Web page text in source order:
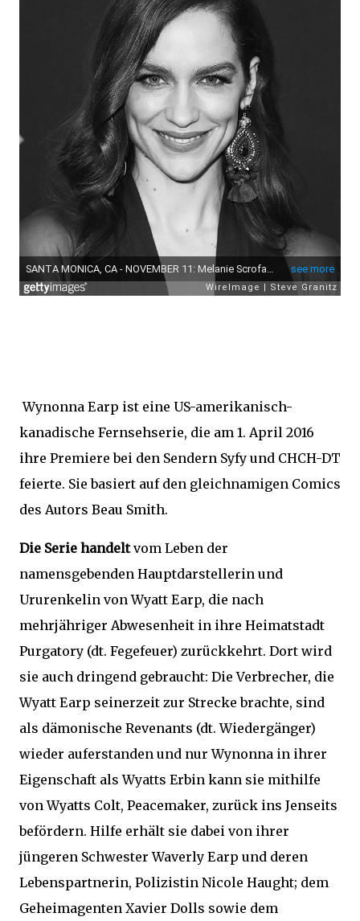
Wynonna Earp ist eine US-amerikanisch-
kanadische Fernsehserie, die am 1. April 2016
ihre Premiere bei den Sendern Syfy und CHCH-DT
feierte. Sie basiert auf den gleichnamigen Comics
des Autors Beau Smith.
Die Serie handeltvom Leben der
namensgebenden Hauptdarstellerin und
Ururenkelin von Wyatt Earp, die nach
mehrjähriger Abwesenheit in ihre Heimatstadt
Purgatory (dt. Fegefeuer) zurückkehrt. Dort wird
sie auch dringend gebraucht: Die Verbrecher, die
Wyatt Earp seinerzeit zur Strecke brachte, sind
als dämonische Revenants (dt. Wiedergänger)
wieder auferstanden und nur Wynonna in ihrer
Eigenschaft als Wyatts Erbin kann sie mithilfe
von Wyatts Colt, Peacemaker, zurück ins Jenseits
befördern. Hilfe erhält sie dabei von ihrer
jüngeren Schwester Waverly Earp und deren
Lebenspartnerin, Polizistin Nicole Haught; dem
Geheimagenten Xavier Dolls sowie dem